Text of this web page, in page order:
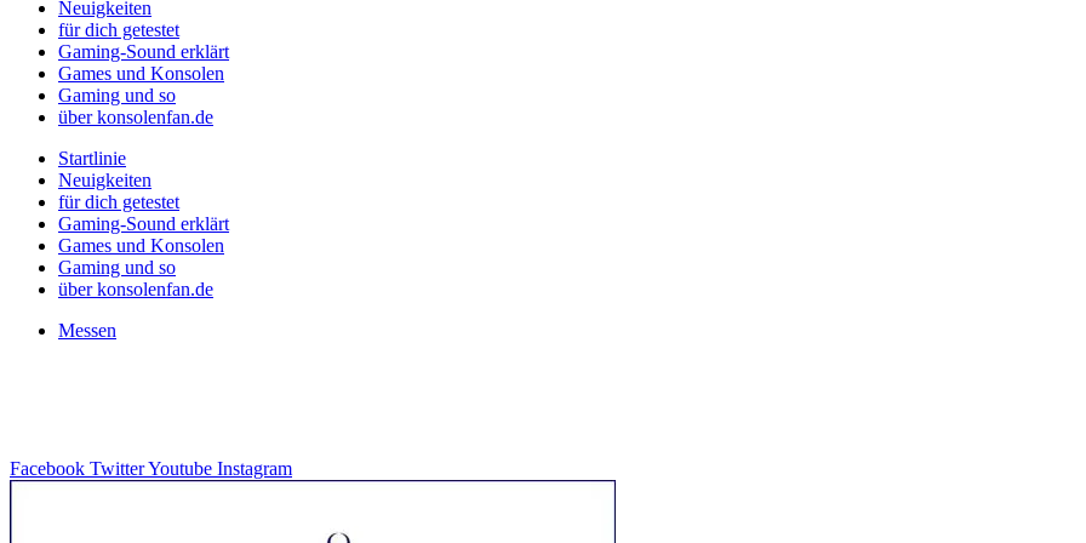
Neuigkeiten
für dich getestet
Gaming-Sound erklärt
Games und Konsolen
Gaming und so
über konsolenfan.de
Startlinie
Neuigkeiten
für dich getestet
Gaming-Sound erklärt
Games und Konsolen
Gaming und so
über konsolenfan.de
Messen
Facebook TwitterYoutube Instagram